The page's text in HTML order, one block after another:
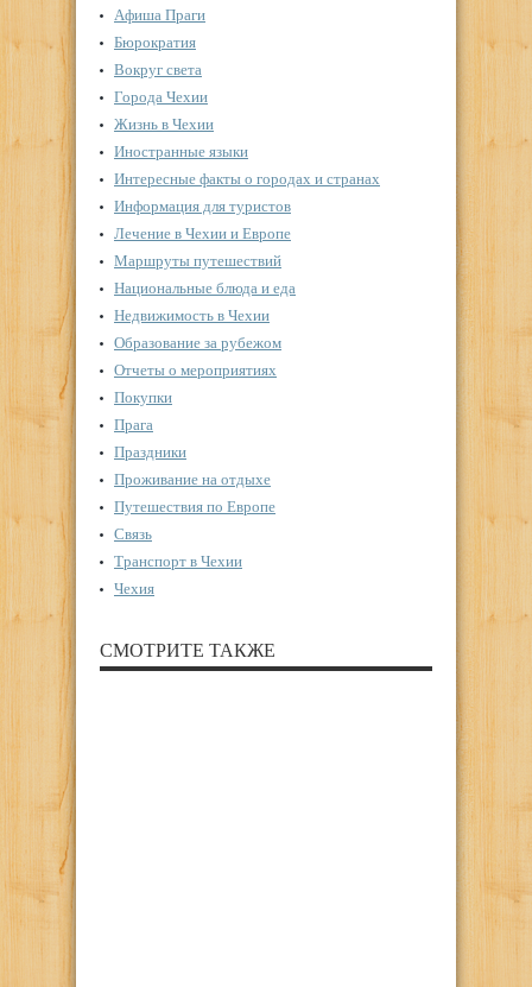
Афиша Праги
Бюрократия
Вокруг света
Города Чехии
Жизнь в Чехии
Иностранные языки
Интересные факты о городах и странах
Информация для туристов
Лечение в Чехии и Европе
Маршруты путешествий
Национальные блюда и еда
Недвижимость в Чехии
Образование за рубежом
Отчеты о мероприятиях
Покупки
Прага
Праздники
Проживание на отдыхе
Путешествия по Европе
Связь
Транспорт в Чехии
Чехия
СМОТРИТЕ ТАКЖЕ